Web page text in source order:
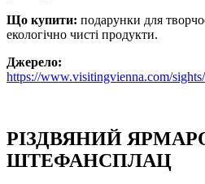
Що купити: подарунки для
екологічно чисті продукти.
Джерело:
https://www.visitingvienna.com/
РІЗДВЯНИЙ
ШТЕФАНСПЛАЦ